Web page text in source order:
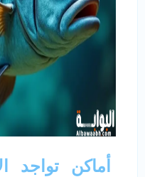
أماكن تواجد